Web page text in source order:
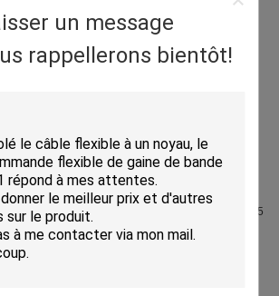
un message
rappellerons bientôt!
S90S90PU-450/750V 1.0-70 (2-5Cores) +0.5-0.75
40 | +105°C